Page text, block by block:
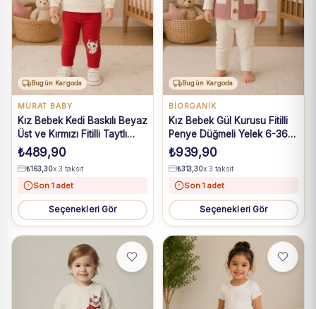
Bugün Kargoda
MURAT BABY
Kız Bebek Kedi Baskılı Beyaz
Üst ve Kırmızı Fitilli Taytlı
Takım 6-24 Ay
₺489,90
₺163,30x 3 taksit
Son 1 adet
Seçenekleri Gör
Bugün Kargoda
BIORGANIK
Kız Bebek Gül Kurusu Fitilli
Penye Düğmeli Yelek 6-36
Ay
₺939,90
₺313,30x 3 taksit
Son 1 adet
Seçenekleri Gör